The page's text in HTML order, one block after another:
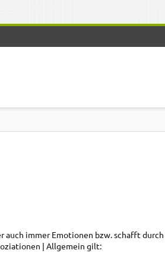
immer Emotionen bzw. schafft durch
Allgemein gilt: